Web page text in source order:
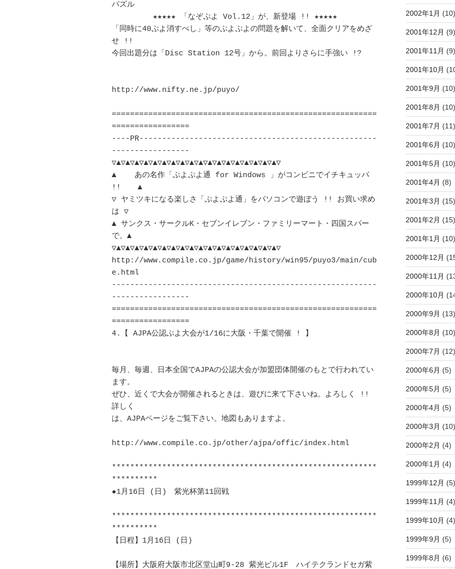
パズル
★★★★★ 「なぞぷよ Vol.12」が、新登場 !! ★★★★★
「同時に40ぷよ消すべし」等のぷよぷよの問題を解いて、全面クリアをめざ
せ !!
今回出題分は「Disc Station 12号」から。前回よりさらに手強い !?
http://www.nifty.ne.jp/puyo/
==========================================================
=================
----PR----------------------------------------------------
-----------------
▽▲▽▲▽▲▽▲▽▲▽▲▽▲▽▲▽▲▽▲▽▲▽▲▽▲▽▲▽▲▽▲▽▲▽▲▽
▲    あの名作「ぷよぷよ通 for Windows 」がコンビニでイチキュッパ
!! 　 ▲
▽ ヤミツキになる楽しさ「ぷよぷよ通」をパソコンで遊ぼう !! お買い求め
は ▽
▲ サンクス・サークルK・セブンイレブン・ファミリーマート・四国スパー
で。▲
▽▲▽▲▽▲▽▲▽▲▽▲▽▲▽▲▽▲▽▲▽▲▽▲▽▲▽▲▽▲▽▲▽▲▽▲▽
http://www.compile.co.jp/game/history/win95/puyo3/main/cub
e.html
----------------------------------------------------------
-----------------
==========================================================
=================
4.【 AJPA公認ぷよ大会が1/16に大阪・千葉で開催 ! 】
毎月、毎週、日本全国でAJPAの公認大会が加盟団体開催のもとで行われてい
ます。
ぜひ、近くで大会が開催されるときは、遊びに来て下さいね。よろしく !!
詳しく
は、AJPAページをご覧下さい。地図もありますよ。
http://www.compile.co.jp/other/ajpa/offic/index.html
**********************************************************
**********
●1月16日 (日)　紫光杯第11回戦
**********************************************************
**********
【日程】1月16日 (日)
【場所】大阪府大阪市北区堂山町9-28 紫光ビル1F　ハイテクランドセガ紫
2002年1月 (10)
2001年12月 (9)
2001年11月 (9)
2001年10月
2001年9月 (10)
2001年8月 (10)
2001年7月 (11)
2001年6月 (10)
2001年5月 (10)
2001年4月 (8)
2001年3月 (15)
2001年2月 (15)
2001年1月 (10)
2000年12月
2000年11月
2000年10月
2000年9月 (13)
2000年8月 (10)
2000年7月 (12)
2000年6月 (5)
2000年5月 (5)
2000年4月 (5)
2000年3月 (10)
2000年2月 (4)
2000年1月 (4)
1999年12月 (5)
1999年11月 (4)
1999年10月 (4)
1999年9月 (5)
1999年8月 (6)